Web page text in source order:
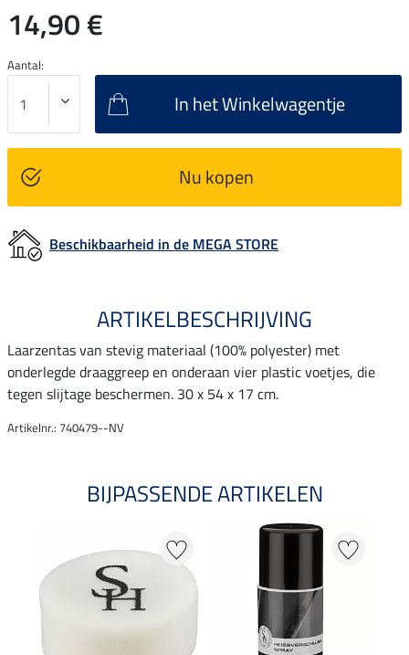
14,90 €
Aantal:
In het Winkelwagentje
Nu kopen
Beschikbaarheid in de MEGA STORE
ARTIKELBESCHRIJVING
Laarzentas van stevig materiaal (100% polyester) met
onderlegde draaggreep en onderaan vier plastic voetjes, die
tegen slijtage beschermen. 30 x 54 x 17 cm.
Artikelnr.: 740479--NV
BIJPASSENDE ARTIKELEN